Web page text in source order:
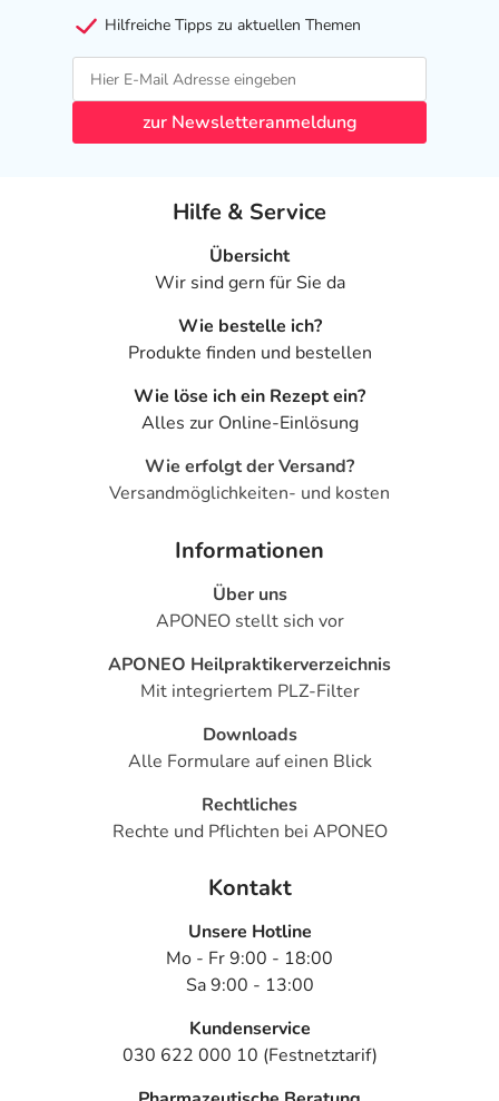
Hilfreiche Tipps zu aktuellen Themen
zur Newsletteranmeldung
Hilfe & Service
Übersicht
Wir sind gern für Sie da
Wie bestelle ich?
Produkte finden und bestellen
Wie löse ich ein Rezept ein?
Alles zur Online-Einlösung
Wie erfolgt der Versand?
Versandmöglichkeiten- und kosten
Informationen
Über uns
APONEO stellt sich vor
APONEO Heilpraktikerverzeichnis
Mit integriertem PLZ-Filter
Downloads
Alle Formulare auf einen Blick
Rechtliches
Rechte und Pflichten bei APONEO
Kontakt
Unsere Hotline
Mo - Fr 9:00 - 18:00
Sa 9:00 - 13:00
Kundenservice
030 622 000 10 (Festnetztarif)